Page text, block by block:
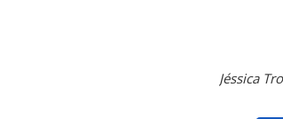
Jéssica